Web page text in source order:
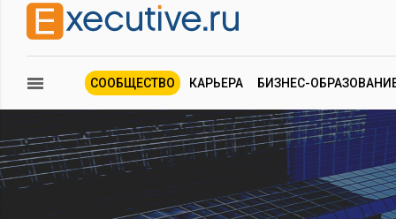
СООБЩЕСТВО КАРЬЕРА БИЗНЕС-